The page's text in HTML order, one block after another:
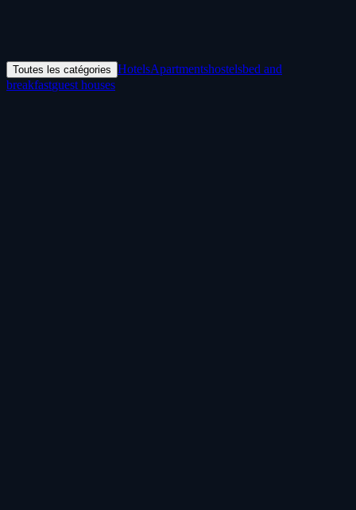
Toutes les catégories HotelsApartmentshostelsbed and
breakfastguest houses